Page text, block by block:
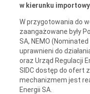
w kierunku
W przygotowania do
zaangażowane były
SA, NEMO
uprawnieni do
oraz Urząd Regulacji
SIDC dostęp do ofert
mechanizmem jest
Energii SA.